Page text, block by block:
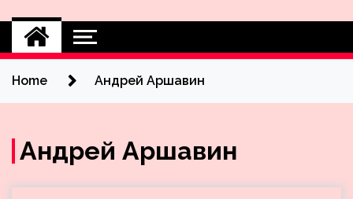
Home Андрей Аршавин
Андрей Аршавин